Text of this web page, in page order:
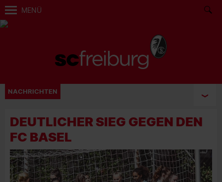
MENÜ
NACHRICHTEN
DEUTLICHER SIEG GEGEN DEN
FC BASEL